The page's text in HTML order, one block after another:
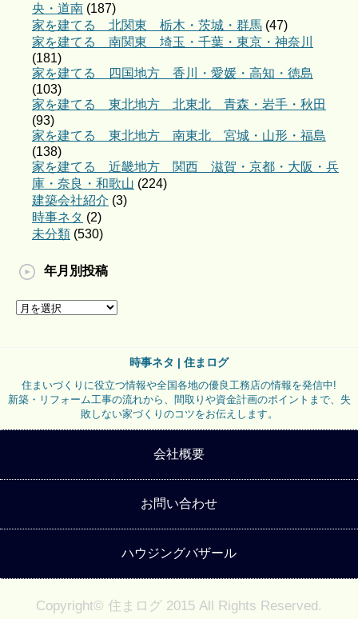
央・道南 (187)
家を建てる 北関東 栃木・茨城・群馬 (47)
家を建てる 南関東 埼玉・千葉・東京・神奈川
(181)
家を建てる 四国地方 香川・愛媛・高知・徳島
(103)
家を建てる 東北地方 北東北 青森・岩手・秋田
(93)
家を建てる 東北地方 南東北 宮城・山形・福島
(138)
家を建てる 近畿地方 関西 滋賀・京都・大阪・兵
庫・奈良・和歌山 (224)
建築会社紹介 (3)
時事ネタ (2)
未分類 (530)
年月別投稿
時事ネタ | 住まログ
住まいづくりに役立つ情報や全国各地の優良工務店の情報を発信中!
新築・リフォーム工事の流れから、間取りや資金計画のポイントまで、失
敗しない家づくりのコツをお伝えします。
会社概要
お問い合わせ
ハウジングバザール
Copyright© 住まログ 2015 All Rights Reserved.